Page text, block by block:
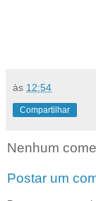
às 12:54
Compartilhar
Nenhum
Postar um